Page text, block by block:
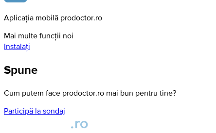
Aplicația mobilă prodoctor.ro
Mai multe funcții noi
Instalați
Spune
Cum putem face prodoctor.ro mai bun pentru tine?
Participă la sondaj